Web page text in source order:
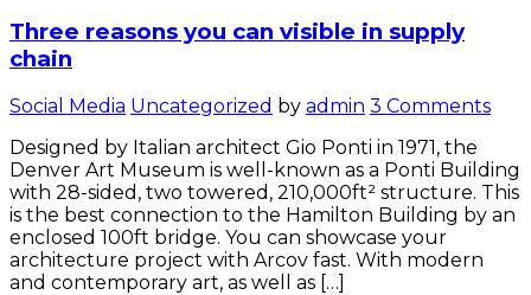
Three reasons you can visible in supply
chain
Categories
Social Media Uncategorized by admin 3 Comments
Designed by Italian architect Gio Ponti in 1971, the
Denver Art Museum is well-known as a Ponti Building
with 28-sided, two towered, 210,000ft² structure. This
is the best connection to the Hamilton Building by an
enclosed 100ft bridge. You can showcase your
architecture project with Arcov fast. With modern
and contemporary art, as well as […]